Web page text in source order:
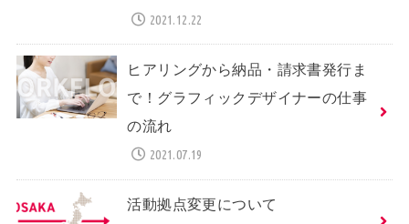
2021.12.22
ヒアリングから納品・請求書発行ま
で！グラフィックデザイナーの仕事
の流れ
2021.07.19
活動拠点変更について